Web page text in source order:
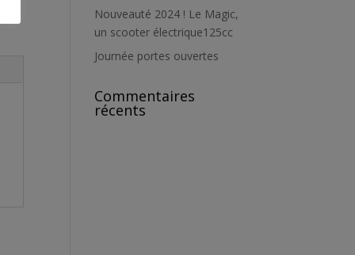
Nouveauté 2024 ! Le Magic,
un scooter électrique125cc
Journée portes ouvertes
Commentaires
récents